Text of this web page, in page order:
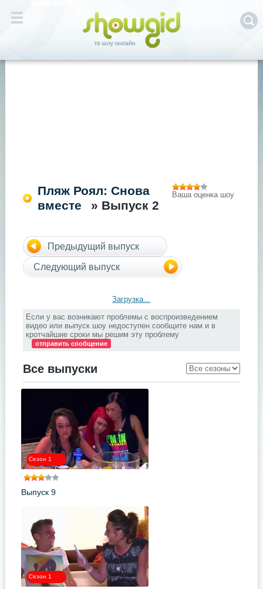
Пляж Роял: Снова
вместе
» Выпуск 2
Ваша оценка шоу
Предыдущий выпуск
Следующий выпуск
Загрузка...
Если у вас возникают проблемы с воспроизведением
видео или выпуск шоу недоступен сообщите нам и в
кротчайшие сроки мы решим эту проблему
отправить сообщение
Все выпуски
Сезон 1
Выпуск 9
Сезон 1